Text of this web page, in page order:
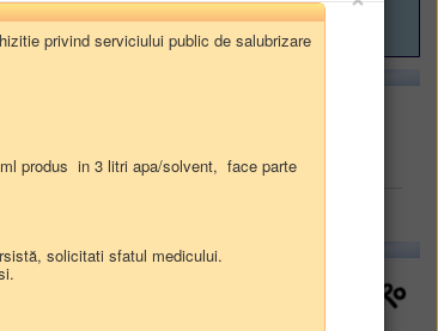
Beştepe
privind serviciului public de salubrizare
produs in 3 litri apa/solvent, face parte
solicitati sfatul medicului.